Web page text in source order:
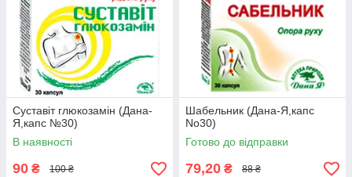
Суставіт глюкозамін (Дана-
Я,капс №30)
В наявності
90 ₴ 100 ₴
Шабельник (Дана-Я,капс
No30)
Готово до відправки
79,20 ₴ 88 ₴